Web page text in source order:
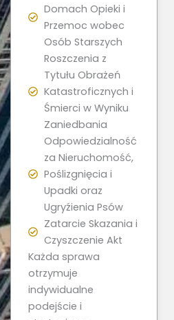
Domach Opieki i
Przemoc wobec
Osób Starszych
Roszczenia z
Tytułu Obrażeń
Katastroficznych i
Śmierci w Wyniku
Zaniedbania
Odpowiedzialność
za Nieruchomość,
Poślizgnięcia i
Upadki oraz
Ugryźienia Psów
Zatarcie Skazania i
Czyszczenie Akt
Każda sprawa
otrzymuje
indywidualne
podejście i